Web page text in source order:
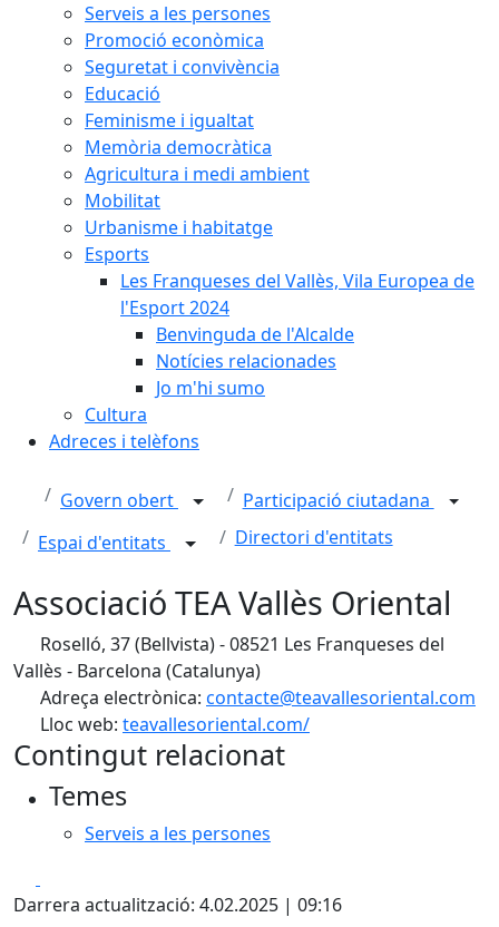
Serveis a les persones
Promoció econòmica
Seguretat i convivència
Educació
Feminisme i igualtat
Memòria democràtica
Agricultura i medi ambient
Mobilitat
Urbanisme i habitatge
Esports
Les Franqueses del Vallès, Vila Europea de
l'Esport 2024
Benvinguda de l'Alcalde
Notícies relacionades
Jo m'hi sumo
Cultura
Adreces i telèfons
Govern obert
Participació ciutadana
Espai d'entitats
Directori d'entitats
Associació TEA Vallès Oriental
Roselló, 37 (Bellvista) - 08521 Les Franqueses del
Vallès - Barcelona (Catalunya)
Adreça electrònica: contacte@teavallesoriental.com
Lloc web: teavallesoriental.com/
Contingut relacionat
Temes
Serveis a les persones
Darrera actualització: 4.02.2025 | 09:16